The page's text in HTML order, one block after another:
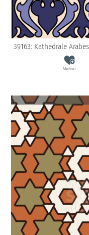
39163: Kathedrale
Merken